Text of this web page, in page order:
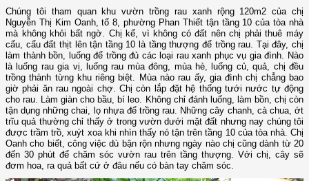
Chúng tôi tham quan khu vườn trồng rau xanh rộng 120m2 của chị
Nguyễn Thị Kim Oanh, tổ 8, phường Phan Thiết tận tầng 10 của tòa nhà
mà không khỏi bất ngờ. Chị kể, vì không có đất nên chị phải thuê máy
cẩu, cẩu đất thịt lên tận tầng 10 là tầng thượng để trồng rau. Tại đây, chị
làm thành bồn, luống để trồng đủ các loại rau xanh phục vụ gia đình. Nào
là luống rau gia vị, luống rau mùa đông, mùa hè, luống củ, quả, chị đều
trồng thành từng khu riêng biệt. Mùa nào rau ấy, gia đình chị chẳng bao
giờ phải ăn rau ngoài chợ. Chị còn lắp đặt hệ thống tưới nước tự động
cho rau. Làm giàn cho bầu, bí leo. Không chỉ đánh luống, làm bồn, chị còn
tận dụng những chai, lọ nhựa để trồng rau. Những cây chanh, cà chua, ớt
trĩu quả thường chỉ thấy ở trong vườn dưới mặt đất nhưng nay chúng tôi
được trầm trồ, xuýt xoa khi nhìn thấy nó tận trên tầng 10 của tòa nhà. Chị
Oanh cho biết, công việc dù bận rộn nhưng ngày nào chị cũng dành từ 20
đến 30 phút để chăm sóc vườn rau trên tầng thượng. Với chị, cây sẽ
đơm hoa, ra quả bất cứ ở đâu nếu có bàn tay chăm sóc.